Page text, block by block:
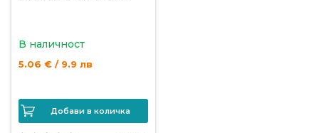
В наличност
5.06 € / 9.9 лв
Добави в количка